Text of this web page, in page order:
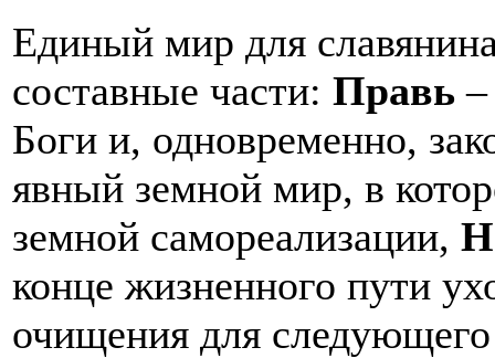
Единый мир для
составные части: Правь
Боги и, одновременно,
явный земной мир, в
земной самореализации,
конце жизненного пути
очищения для